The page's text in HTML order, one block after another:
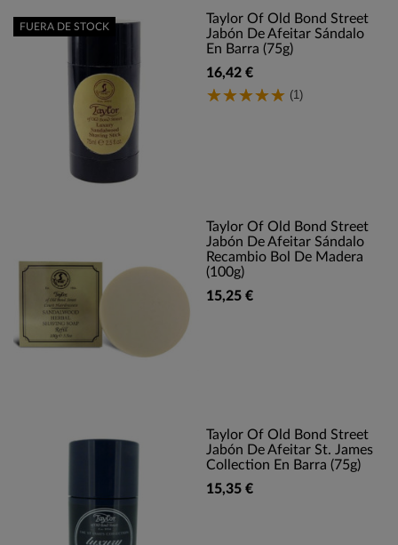
Taylor Of Old Bond Street
Jabón De Afeitar Sándalo
En Barra (75g)
16,42 €
(1)
FUERA DE STOCK
Taylor Of Old Bond Street
Jabón De Afeitar Sándalo
Recambio Bol De Madera
(100g)
15,25 €
Taylor Of Old Bond Street
Jabón De Afeitar St. James
Collection En Barra (75g)
15,35 €